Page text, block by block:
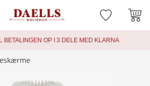
BETALINGEN OP I 3 DELE MED KLARNA